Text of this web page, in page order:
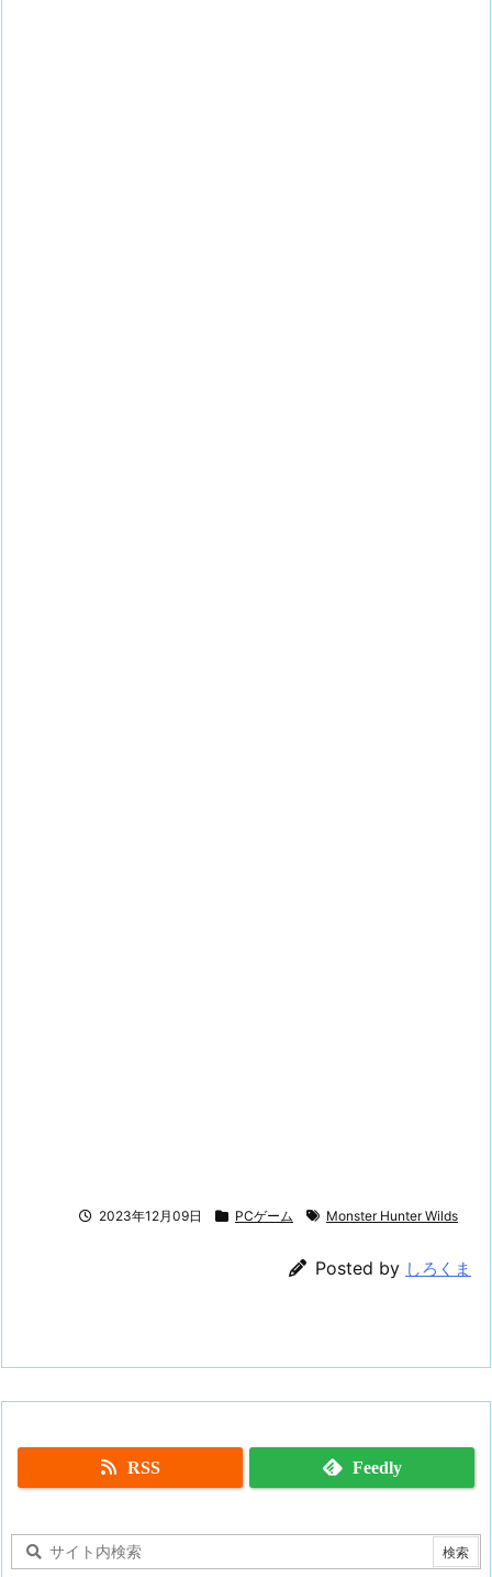
2023年12月09日 PCゲーム Monster Hunter Wilds
Posted by しろくま
RSS Feedly